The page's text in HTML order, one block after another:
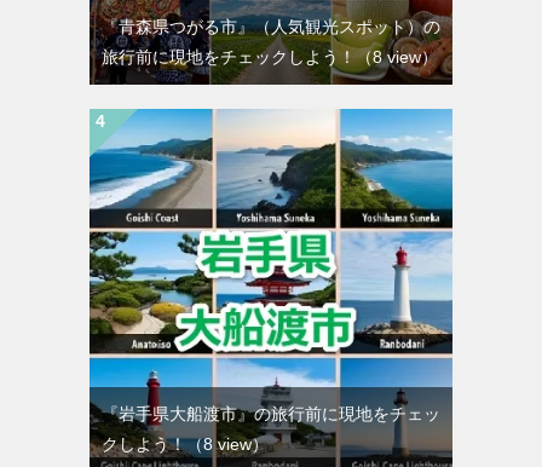
『青森県つがる市』（人気観光スポット）の
旅行前に現地をチェックしよう！（8 view）
『岩手県大船渡市』の旅行前に現地をチェッ
クしよう！（8 view）